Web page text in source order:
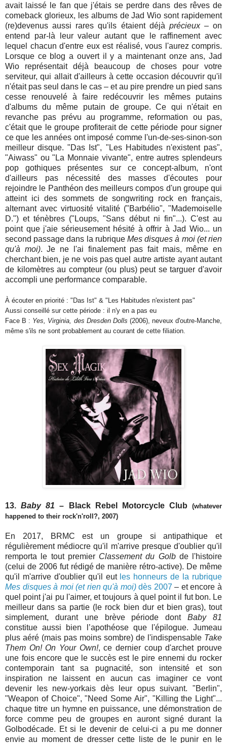
avait laissé le fan que j'étais se perdre dans des rêves de
comeback glorieux, les albums de Jad Wio sont rapidement
(re)devenus aussi rares qu'ils étaient déjà précieux– on
entend par-là leur valeur autant que le raffinement avec
lequel chacun d'entre eux est réalisé, vous l'aurez compris.
Lorsque ce blog a ouvert il y a maintenant onze ans, Jad
Wio représentait déjà beaucoup de choses pour votre
serviteur, qui allait d'ailleurs à cette occasion découvrir qu'il
n'était pas seul dans le cas – et au pire prendre un pied sans
cesse renouvelé à faire redécouvrir les mêmes putains
d'albums du même putain de groupe. Ce qui n'était en
revanche pas prévu au programme, reformation ou pas,
c'était que le groupe profiterait de cette période pour signer
ce que les années ont imposé comme l'un-de-ses-sinon-son
meilleur disque. "Das Ist", "Les Habitudes n'existent pas",
"Aiwass" ou "La Monnaie vivante", entre autres splendeurs
pop gothiques présentes sur ce concept-album, n'ont
d'ailleurs pas nécessité des masses d'écoutes pour
rejoindre le Panthéon des meilleurs compos d'un groupe qui
atteint ici des sommets de songwriting rock en français,
alternant avec virtuosité vitalité ("Barbélio", "Mademoiselle
D.") et ténèbres ("Loups, "Sans début ni fin"...). C'est au
point que j'aie sérieusement hésité à offrir à Jad Wio... un
second passage dans la rubrique Mes disques à moi (et rien
qu'à moi). Je ne l'ai finalement pas fait mais, même en
cherchant bien, je ne vois pas quel autre artiste ayant autant
de kilomètres au compteur (ou plus) peut se targuer d'avoir
accompli une performance comparable.
À écouter en priorité : "Das Ist" & "Les Habitudes n'existent pas"
Aussi conseillé sur cette période : il n'y en a pas eu
Face B : Yes, Virginia, des Dresden Dolls (2006), neveux d'outre-Manche,
même s'ils ne sont probablement au courant de cette filiation.
13.Baby 81 – Black Rebel Motorcycle Club (whatever
happened to their rock'n'roll?, 2007)
En 2017, BRMC est un groupe si antipathique et
régulièrement médiocre qu'il m'arrive presque d'oublier qu'il
remporta le tout premier Classement du Golbde l'histoire
(celui de 2006 fut rédigé de manière rétro-active). De même
qu'il m'arrive d'oublier qu'il eut les honneurs de la rubrique
Mes disques à moi (et rien qu'à moi)dès 2007 – et encore à
quel point j'ai pu l'aimer, et toujours à quel point il fut bon. Le
meilleur dans sa partie (le rock bien dur et bien gras), tout
simplement, durant une brève période dontBaby 81
constitue aussi bien l’apothéose que l'épilogue. Jumeau
plus aéré (mais pas moins sombre) de l'indispensable Take
Them On! On Your Own!, ce dernier coup d'archet prouve
une fois encore que le succès est le pire ennemi du rocker
contemporain tant sa pugnacité, son intensité et son
inspiration ne laissent en aucun cas imaginer ce vont
devenir les new-yorkais dès leur opus suivant. "Berlin",
"Weapon of Choice", "Need Some Air", "Killing the Light"...
chaque titre un hymne en puissance, une démonstration de
force comme peu de groupes en auront signé durant la
Golbodécade. Et si le devenir de celui-ci a pu me donner
envie au moment de dresser cette liste de le punir en le